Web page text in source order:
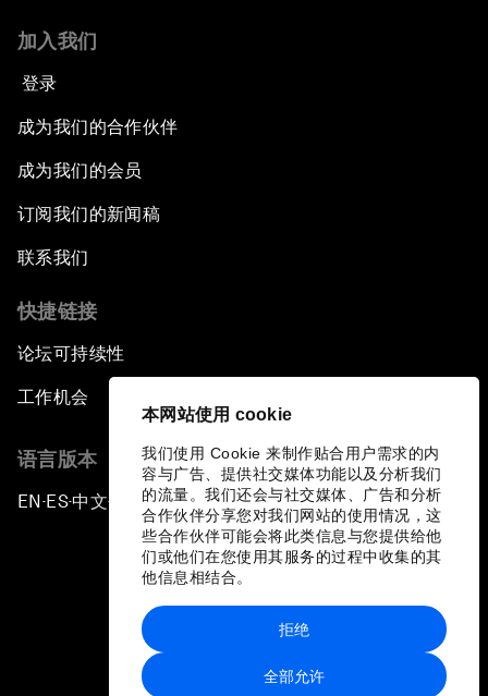
本网站使用 cookie
我们使用 Cookie 来制作贴合用户需求的内
容与广告、提供社交媒体功能以及分析我们
的流量。我们还会与社交媒体、广告和分析
合作伙伴分享您对我们网站的使用情况，这
些合作伙伴可能会将此类信息与您提供给他
们或他们在您使用其服务的过程中收集的其
他信息相结合。
全部允许
拒绝
加入我们
登录
成为我们的合作伙伴
成为我们的会员
订阅我们的新闻稿
联系我们
快捷链接
论坛可持续性
工作机会
语言版本
EN ▪ ES▪中文▪ 日本語
站点地图